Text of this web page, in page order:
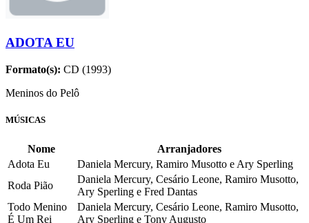
ADOTA EU
Formato(s): CD (1993)
Meninos do Pelô
MÚSICAS
Nome
Arranjadores
Adota Eu
Daniela Mercury, Ramiro Musotto e Ary Sperling
Roda Pião
Daniela Mercury, Cesário Leone, Ramiro Musotto,
Ary Sperling e Fred Dantas
Todo Menino
É Um Rei
Daniela Mercury, Cesário Leone, Ramiro Musotto,
Ary Sperling e Tony Augusto